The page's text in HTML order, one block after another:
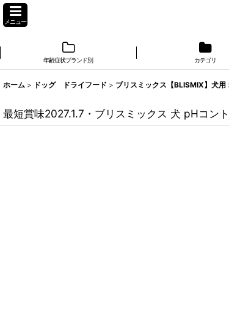
メニュー
年齢症状ブランド別 カテゴリ
ホーム > ドッグ ドライフード > ブリスミックス【BLISMIX】犬用
最短賞味2027.1.7・ブリスミックス 犬 pHコン